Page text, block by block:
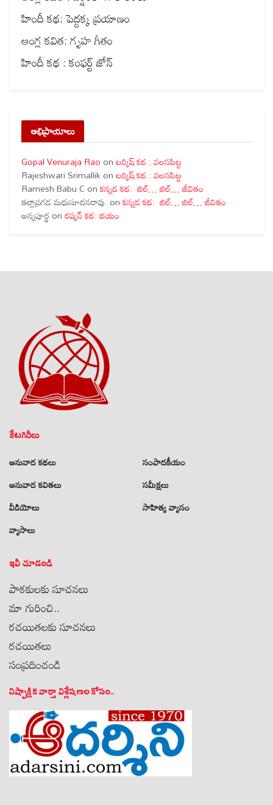
హిందీ కథ: పెద్దక్క ప్రయాణం
ఆంగ్ల కవిత: గృహ గీతం
హిందీ కథ : కంఫర్ట్ జోన్
అభిప్రాయాలు
Gopal Venuraja Rao onటర్కిష్ కథ : వలసపిట్ట
Rajeshwari Srimallik onటర్కిష్ కథ : వలసపిట్ట
Ramesh Babu C onకన్నడ కథ: జిల్… జిల్… జీవితం
తల్లాప్రగడ మధుసూదనరావు. onకన్నడ కథ: జిల్… జిల్… జీవితం
అన్నపూర్ణ onరష్యన్ కథ: భయం
కేటగిరీలు
అనువాద కథలు
అనువాద కవితలు
వీడియోలు
వ్యాసాలు
సంపాదకీయం
సమీక్షలు
సాహిత్య వ్యాసం
ఇవీ చూడండి
పాఠకులకు సూచనలు
మా గురించి..
రచయితలకు సూచనలు
రచయితలు
సంప్రదించండి
నిష్పాక్షిక వార్తా విశ్లేషణల కోసం..